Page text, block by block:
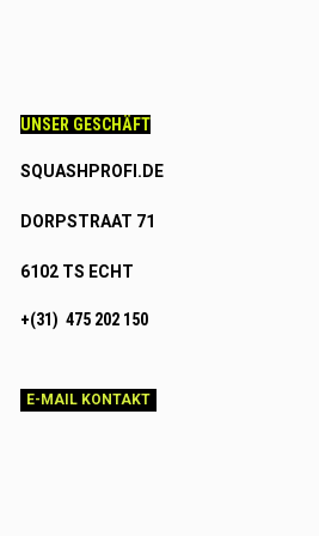
UNSER GESCHÄFT
SQUASHPROFI.DE
DORPSTRAAT 71
6102 TS ECHT
+(31) 475 202 150
E-MAIL KONTAKT